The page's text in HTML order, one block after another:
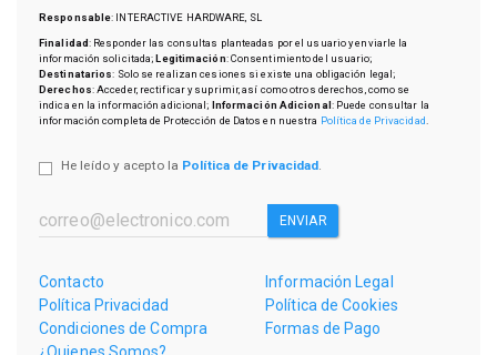
Responsable: INTERACTIVE HARDWARE, SL
Finalidad: Responder las consultas planteadas por el usuario y enviarle la
información solicitada; Legitimación: Consentimiento del usuario;
Destinatarios: Solo se realizan cesiones si existe una obligación legal;
Derechos: Acceder, rectificar y suprimir, así como otros derechos, como se
indica en la información adicional; Información Adicional : Puede consultar la
información completa de Protección de Datos en nuestra Política de Privacidad.
He leído y acepto la Política de Privacidad
ENVIAR
Contacto
Información Legal
Política Privacidad
Política de Cookies
Condiciones de Compra
Formas de Pago
¿Quienes Somos?